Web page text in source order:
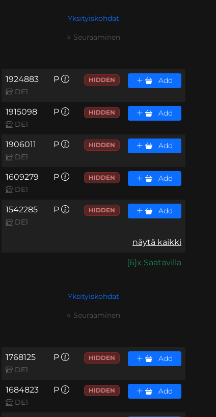
Yksityiskohdat
⭐ Seuraaminen
1924883
DE1
P HIDDEN Add
1915098
DE1
P HIDDEN Add
1906011
DE1
P HIDDEN Add
1609279
DE1
P HIDDEN Add
1542285
DE1
P HIDDEN Add
näytä kaikki
{6}x Saatavilla
Yksityiskohdat
⭐ Seuraaminen
1768125
DE1
P HIDDEN Add
1684823
DE1
P HIDDEN Add